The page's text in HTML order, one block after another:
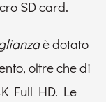
SD card.
è dotato
oltre che di
Full HD. Le